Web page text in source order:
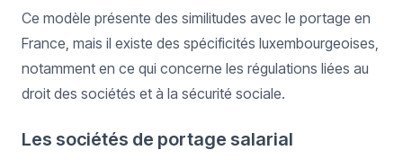
Ce modèle présente des similitudes avec le portage en
France, mais il existe des spécificités luxembourgeoises,
notamment en ce qui concerne les régulations liées au
droit des sociétés et à la sécurité sociale.
Les sociétés de portage salarial